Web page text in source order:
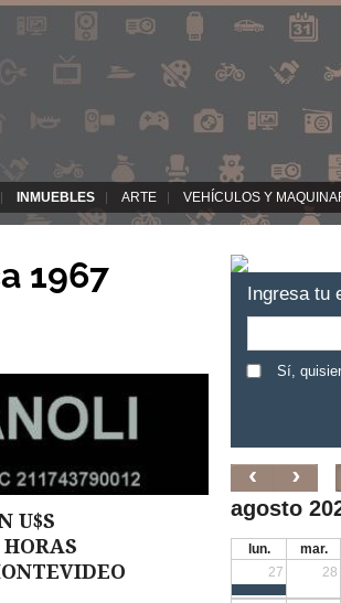
INMUEBLES ARTE VEHÍCULOS Y
1967
U$S
Ingresa tu
Sí,
agosto
lun. mar.
27
28